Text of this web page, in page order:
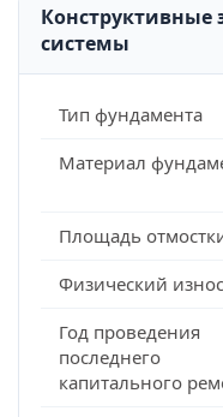
системы
Тип фундамента
Материал
Площадь
Физический износ
Год проведения
последнего
капитального